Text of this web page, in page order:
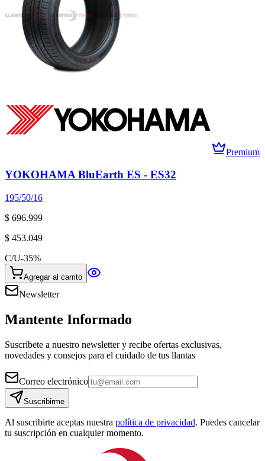
Premium
YOKOHAMA BluEarth ES - ES32
195/50/16
$ 696.999
$ 453.049
C/U-35%
Agregar al carrito
Newsletter
Mantente Informado
Suscríbete a nuestro newsletter y recibe ofertas exclusivas,
novedades y consejos para el cuidado de tus llantas
Correo electrónico
Suscribirme
Al suscribirte aceptas nuestra política de privacidad. Puedes cancelar
tu suscripción en cualquier momento.